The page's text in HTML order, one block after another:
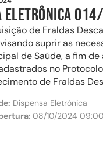
ELETRÔNICA
de Fraldas
suprir as
de Saúde, a fim
no
de Fraldas
Dispensa Eletrônica
08/10/2024 09:00